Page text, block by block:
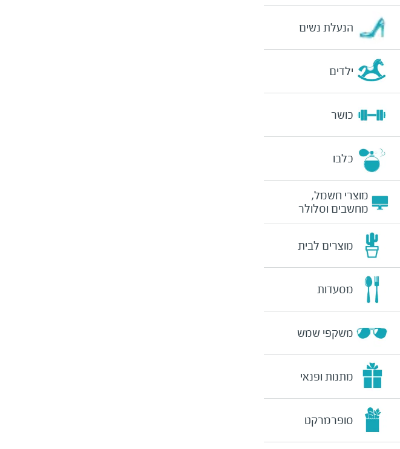
הנעלת נשים
ילדים
כושר
כלבו
מוצרי חשמל,
מחשבים וסלולר
מוצרים לבית
מסעדות
משקפי שמש
מתנות ופנאי
סופרמרקט